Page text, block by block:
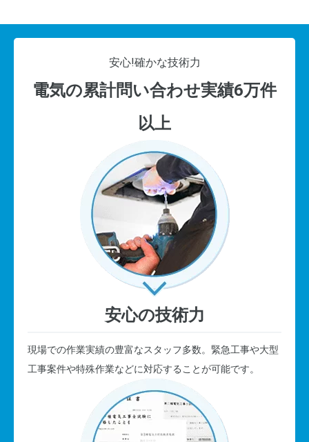
安心!確かな技術力
電気の累計問い合わせ実績6万件
以上
安心の技術力
現場での作業実績の豊富なスタッフ多数。緊急工事や大型
工事案件や特殊作業などに対応することが可能です。